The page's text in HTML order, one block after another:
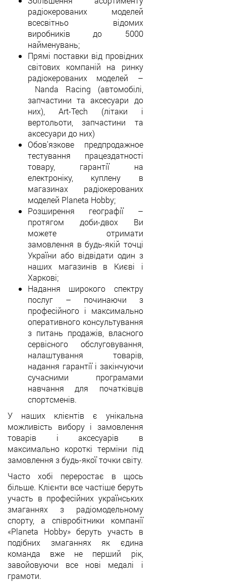
радіокерованих моделей
всесвітньо відомих
виробників до 5000
найменувань;
Прямі поставки від провідних
світових компаній на ринку
радіокерованих моделей –
Nanda Racing (автомобілі,
запчастини та аксесуари до
них), Art-Tech (літаки і
вертольоти, запчастини та
аксесуари до них)
Обов'язкове предпродажное
тестування працездатності
товару, гарантії на
електроніку, куплену в
магазинах радіокерованих
моделей Planeta Hobby;
Розширення географії –
протягом доби-двох Ви
можете отримати
замовлення в будь-якій точці
України або відвідати один з
наших магазинів в Києві і
Харкові;
Надання широкого спектру
послуг – починаючи з
професійного і максимально
оперативного консультування
з питань продажів, власного
сервісного обслуговування,
налаштування товарів,
надання гарантії і закінчуючи
сучасними програмами
навчання для початківців
спортсменів.
У наших клієнтів є унікальна
можливість вибору і замовлення
товарів і аксесуарів в
максимально короткі терміни під
замовлення з будь-якої точки світу.
Часто хобі переростає в щось
більше. Клієнти все частіше беруть
участь в професійних українських
змаганнях з радіомодельному
спорту, а співробітники компанії
«Planeta Hobby» беруть участь в
подібних змаганнях як єдина
команда вже не перший рік,
завойовуючи все нові медалі і
грамоти.